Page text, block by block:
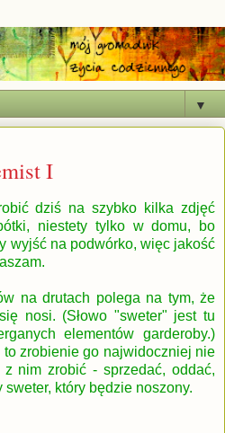
▼
I
dziś na szybko kilka zdjęć
niestety tylko w domu, bo
wyjść na podwórko, więc jakość
na drutach polega na tym, że
nosi. (Słowo "sweter" jest tu
elementów garderoby.)
to zrobienie go najwidoczniej nie
nim zrobić - sprzedać, oddać,
który będzie noszony.